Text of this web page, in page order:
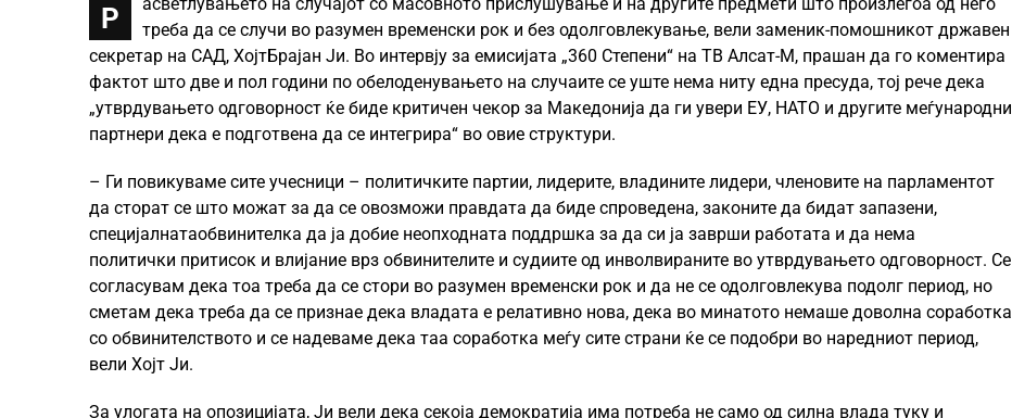
Р
треба да се случи во разумен временски рок и без одолговлекување, вели заменик-помошникот државен
секретар на САД, ХојтБрајан Ји. Во интервју за емисијата „360 Степени“ на ТВ Алсат-М, прашан да го коментира
фактот што две и пол години по обелоденувањето на случаите се уште нема ниту една пресуда, тој рече дека
„утврдувањето одговорност ќе биде критичен чекор за Македонија да ги увери ЕУ, НАТО и другите меѓународни
партнери дека е подготвена да се интегрира“ во овие структури.
– Ги повикуваме сите учесници – политичките партии, лидерите, владините лидери, членовите на парламентот
да сторат се што можат за да се овозможи правдата да биде спроведена, законите да бидат запазени,
специјалнатаобвинителка да ја добие неопходната поддршка за да си ја заврши работата и да нема
политички притисок и влијание врз обвинителите и судиите од инволвираните во утврдувањето одговорност. Се
согласувам дека тоа треба да се стори во разумен временски рок и да не се одолговлекува подолг период, но
сметам дека треба да се признае дека владата е релативно нова, дека во минатото немаше доволна соработка
со обвинителството и се надеваме дека таа соработка меѓу сите страни ќе се подобри во наредниот период,
вели Хојт Ји.
За улогата на опозицијата, Ји вели дека секоја демократија има потреба не само од силна влада туку и